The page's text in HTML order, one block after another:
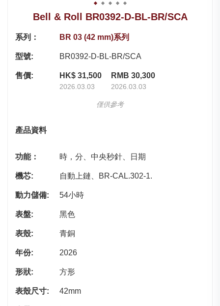
Bell & Roll BR0392-D-BL-BR/SCA
系列： BR 03 (42 mm)系列
型號: BR0392-D-BL-BR/SCA
售價: HK$ 31,500
2026.03.03
RMB 30,300
2026.03.03
僅供參考
產品資料
功能： 時，分、中央秒針、日期
機芯: 自動上鏈、BR-CAL.302-1.
動力儲備: 54小時
表盤: 黑色
表殼: 青銅
年份: 2026
形狀: 方形
表殼尺寸: 42mm